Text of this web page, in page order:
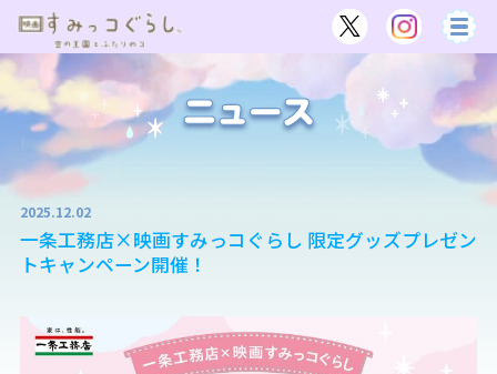
2025.12.02
一条工務店×映画すみっコぐらし 限定グッズプレゼン
トキャンペーン開催！